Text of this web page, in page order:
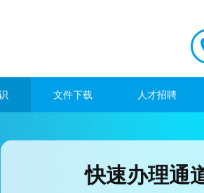
快速办理通
文件下载 人才招聘